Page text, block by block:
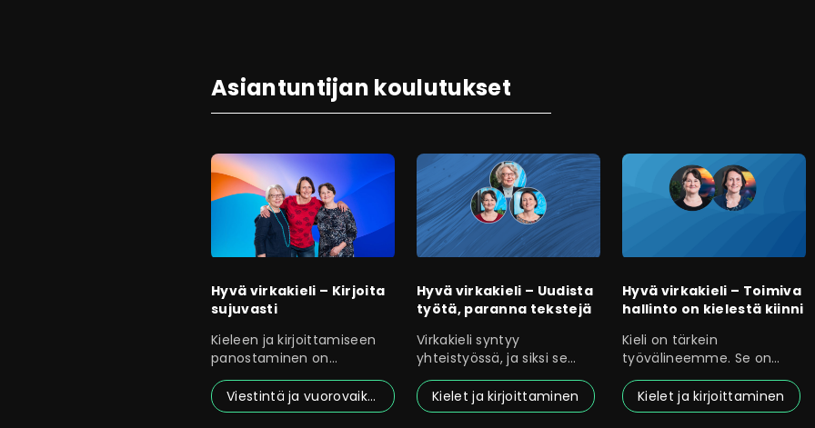
Asiantuntijan koulutukset
Hyvä virkakieli – Kirjoita
sujuvasti
Kieleen ja kirjoittamiseen
panostaminen on
konkreettinen keino sekä
tehostaa
Viestintä ja vuorovaikutus
Hyvä virkakieli – Uudista
työtä, paranna tekstejä
Virkakieli syntyy
yhteistyössä, ja siksi se
myös muuttuu
yhteistyössä.
Kielet ja kirjoittaminen
Hyvä virkakieli – Toimiva
hallinto on kielestä kiinni
Kieli on tärkein
työvälineemme. Se on
vapaasti kaikkien
käytettävissä,
Kielet ja kirjoittaminen